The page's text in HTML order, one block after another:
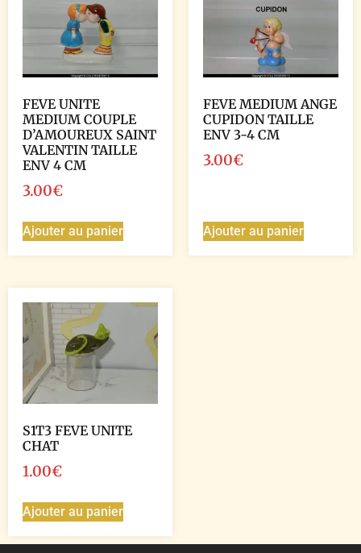
FEVE UNITE
MEDIUM COUPLE
D’AMOUREUX SAINT
VALENTIN TAILLE
ENV 4 CM
3.00€
Ajouter au panier
FEVE MEDIUM ANGE
CUPIDON TAILLE
ENV 3-4 CM
3.00€
Ajouter au panier
S1T3 FEVE UNITE
CHAT
1.00€
Ajouter au panier